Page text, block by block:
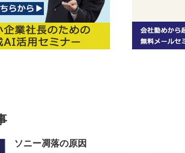
ソニー凋落の原因